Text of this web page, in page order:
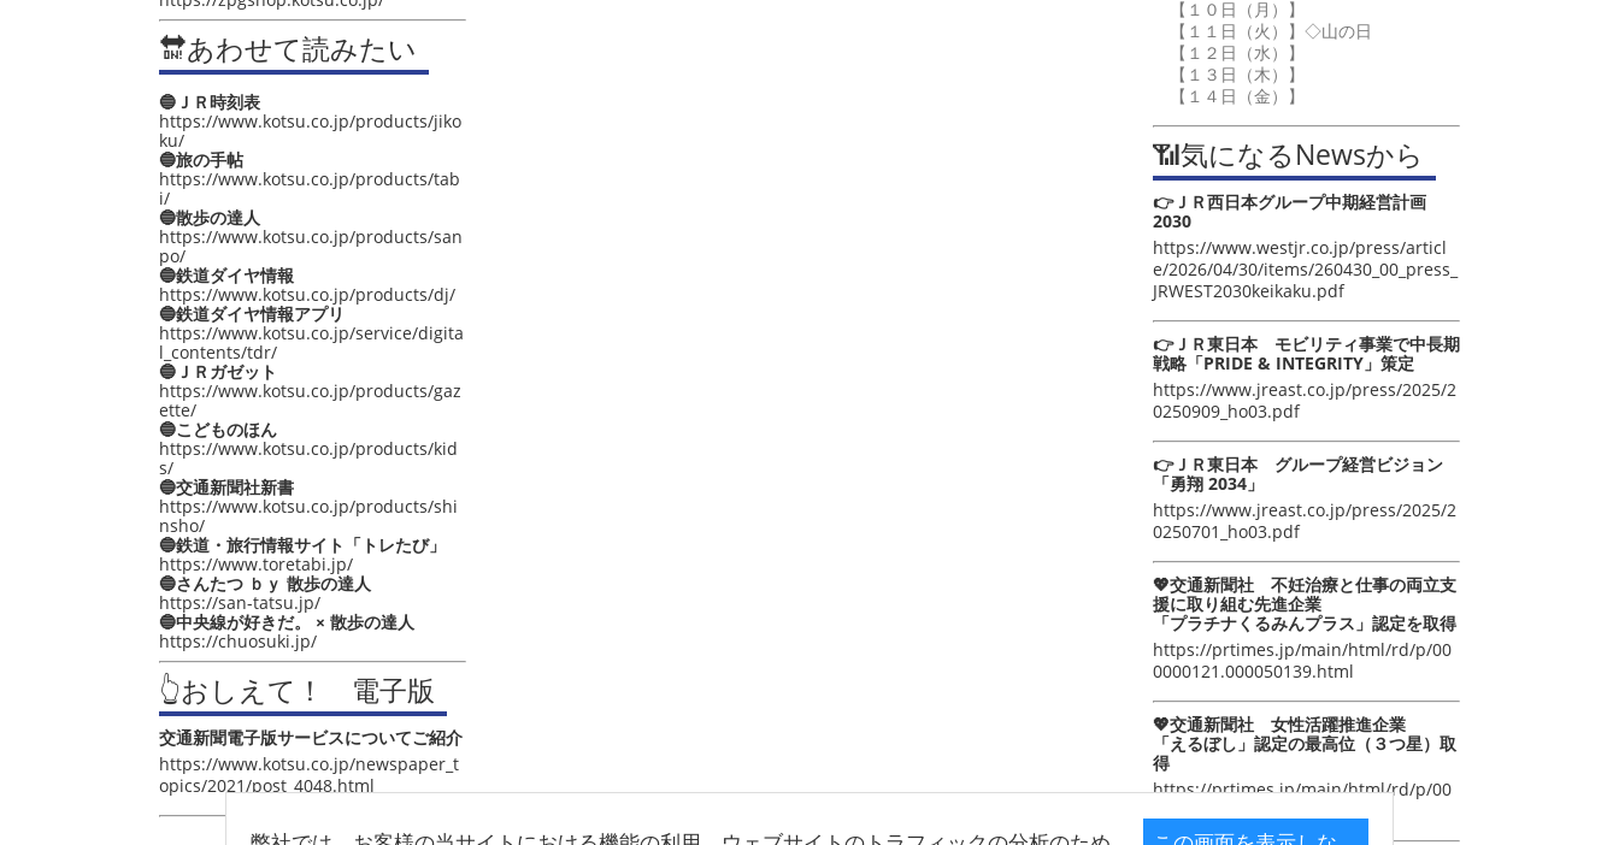
🔛あわせて読みたい
🔵ＪＲ時刻表
https://www.kotsu.co.jp/products/jiko
ku/
🔵旅の手帖
https://www.kotsu.co.jp/products/tab
i/
🔵散歩の達人
https://www.kotsu.co.jp/products/san
po/
🔵鉄道ダイヤ情報
https://www.kotsu.co.jp/products/dj/
🔵鉄道ダイヤ情報アプリ
https://www.kotsu.co.jp/service/digita
l_contents/tdr/
🔵ＪＲガゼット
https://www.kotsu.co.jp/products/gaz
ette/
🔵こどものほん
https://www.kotsu.co.jp/products/kid
s/
🔵交通新聞社新書
https://www.kotsu.co.jp/products/shi
nsho/
🔵鉄道・旅行情報サイト「トレたび」
https://www.toretabi.jp/
🔵さんたつ ｂｙ 散歩の達人
https://san-tatsu.jp/
🔵中央線が好きだ。 × 散歩の達人
https://chuosuki.jp/
👆おしえて！ 電子版
交通新聞電子版サービスについてご紹介
https://www.kotsu.co.jp/newspaper_t
opics/2021/post_4048.html
【１０日（月）】
【１１日（火）】◇山の日
【１２日（水）】
【１３日（木）】
【１４日（金）】
📶気になるNewsから
👉ＪＲ西日本グループ中期経営計画
2030
https://www.westjr.co.jp/press/articl
e/2026/04/30/items/260430_00_press_
JRWEST2030keikaku.pdf
👉ＪＲ東日本 モビリティ事業で中長期
戦略「PRIDE & INTEGRITY」策定
https://www.jreast.co.jp/press/2025/2
0250909_ho03.pdf
👉ＪＲ東日本 グループ経営ビジョン
「勇翔 2034」
https://www.jreast.co.jp/press/2025/2
0250701_ho03.pdf
💖交通新聞社 不妊治療と仕事の両立支
援に取り組む先進企業
「プラチナくるみんプラス」認定を取得
https://prtimes.jp/main/html/rd/p/00
0000121.000050139.html
💖交通新聞社 女性活躍推進企業
「えるぼし」認定の最高位（３つ星）取
得
https://prtimes.jp/main/html/rd/p/00